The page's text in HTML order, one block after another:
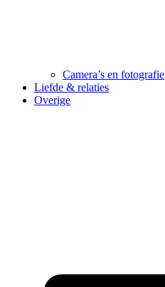
Camera’s en fotografie
Liefde & relaties
Overige